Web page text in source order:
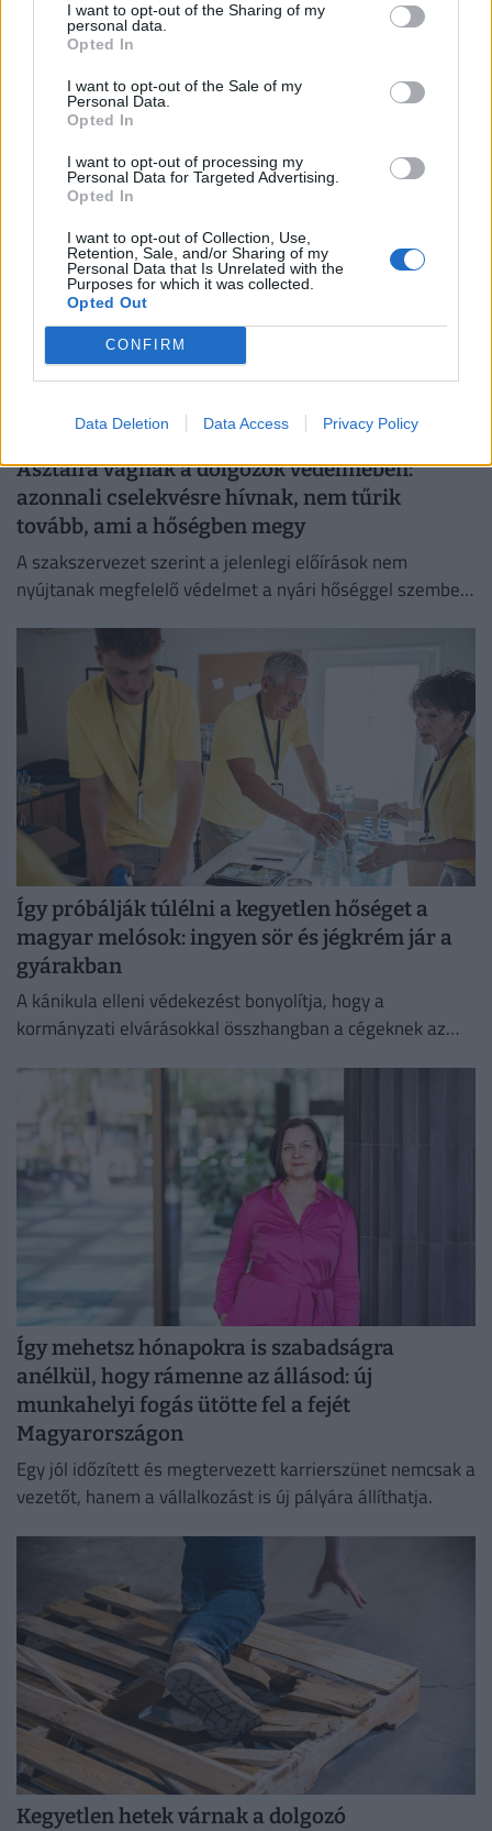
I want to opt-out of the Sharing of my
personal data.
Opted In
I want to opt-out of the Sale of my
Personal Data.
Opted In
I want to opt-out of processing my
Personal Data for Targeted Advertising.
Opted In
I want to opt-out of Collection, Use,
Retention, Sale, and/or Sharing of my
Personal Data that Is Unrelated with the
Purposes for which it was collected.
Opted Out
CONFIRM
Data Deletion Data Access Privacy Policy
Olyan válság csapott le Oroszországra, amire
senki sem számított: teljesen elfogytak az
emberek, bénulás fenyegeti az országot
Súlyos munkaerőhiányt és fenntarthatatlan bérspirált
okozott Oroszországban a háborús gazdálkodás.
Asztalra vágnak a dolgozók védelmében:
azonnali cselekvésre hívnak, nem tűrik
tovább, ami a hőségben megy
A szakszervezet szerint a jelenlegi előírások nem
nyújtanak megfelelő védelmet a nyári hőséggel szemben,
védelmében.
Így próbálják túlélni a kegyetlen hőséget a
magyar melósok: ingyen sör és jégkrém jár a
gyárakban
A kánikula elleni védekezést bonyolítja, hogy a
kormányzati elvárásokkal összhangban a cégeknek az
Így mehetsz hónapokra is szabadságra
anélkül, hogy rámenne az állásod: új
munkahelyi fogás ütötte fel a fejét
Magyarországon
Egy jól időzített és megtervezett karrierszünet nemcsak a
vezetőt, hanem a vállalkozást is új pályára állíthatja.
Kegyetlen hetek várnak a dolgozó